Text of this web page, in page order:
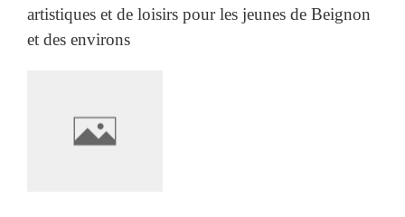
artistiques et de loisirs pour les jeunes de Beignon
et des environs